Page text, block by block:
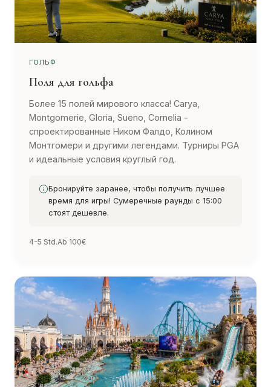
ГОЛЬФ
Поля для гольфа
Более 15 полей мирового класса! Carya,
Montgomerie, Gloria, Sueno, Cornelia -
спроектированные Ником Фалдо, Колином
Монтгомери и другими легендами. Турниры PGA
и идеальные условия круглый год.
Бронируйте заранее, чтобы получить лучшее
время для игры! Сумеречные раунды с 15:00
стоят дешевле.
4-5 Std.Ab 100€